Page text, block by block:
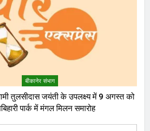
बीकानेर संभाग
तुलसीदास जयंती के उपलक्ष्य में 9 अगस्त को
पार्क में मंगल मिलन समारोह